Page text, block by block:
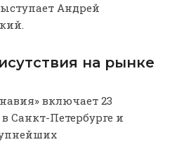
Андрей
на рынке
включает 23
Санкт-Петербурге и